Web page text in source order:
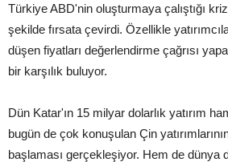
Türkiye ABD'nin oluşturmaya çalıştığı kriz
şekilde fırsata çevirdi. Özellikle
düşen fiyatları değerlendirme çağrısı
bir karşılık buluyor.
Dün Katar'ın 15 milyar dolarlık yatırım
bugün de çok konuşulan Çin
başlaması gerçekleşiyor. Hem de dünya